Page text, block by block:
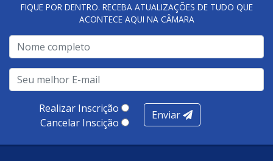
A metodologia de avaliação se concentra em 7 pilares:
qualidade no atendimento remoto, gestão, oferta /
realização de soluções, ambiente de negócios,
infraestrutura, presença digital e cobertura e
produtividade. Somados, todos as categorias totalizam
Kennedy.
FIQUE POR DENTRO. RECEBA ATUALIZAÇÕES DE TUDO QUE
ACONTECE AQUI NA CÂMARA
Realizar Inscrição
Cancelar Inscição
Enviar